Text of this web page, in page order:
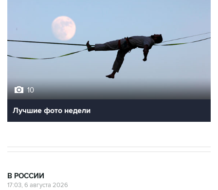
10
Лучшие фото недели
В РОССИИ
17:03, 6 августа 2026